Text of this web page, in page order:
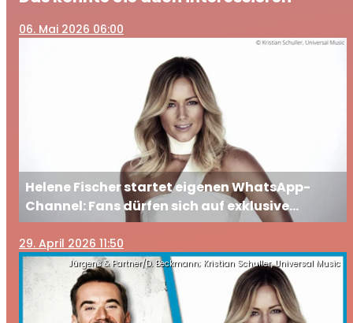
06. Mai 2026 06:00
Helene Fischer startet eigenen WhatsApp-
Channel: Fans dürfen sich auf exklusive
Einblicke freuen
29. April 2026 11:50
Jürgens & Partner/D. Beckmann; Kristian Schuller, Universal Music